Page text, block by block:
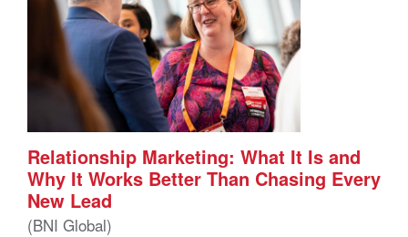
Relationship Marketing: What It Is and
Why It Works Better Than Chasing Every
New Lead
(BNI Global)